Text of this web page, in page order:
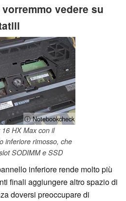
vedere su
ⓘ Notebookcheck
HX Max con il
inferiore rimosso, che
SODIMM e SSD
inferiore rende molto più
finali aggiungere altro spazio di
doversi preoccupare di